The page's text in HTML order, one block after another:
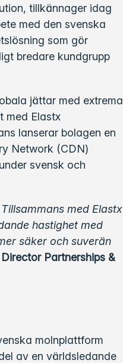
tillkännager idag
med den svenska
som gör
bredare kundgrupp
jättar med extrema
med Elastx
lanserar bolagen en
Network (CDN)
svensk och
med Elastx
hastighet med
säker och suverän
Partnerships &
molnplattform
av en världsledande